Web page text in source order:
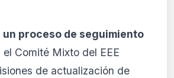
un proceso de seguimiento
el Comité Mixto del EEE
de actualización de